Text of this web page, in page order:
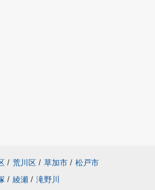
/ 荒川区 / 草加市 / 松戸市
/ 綾瀬 / 滝野川